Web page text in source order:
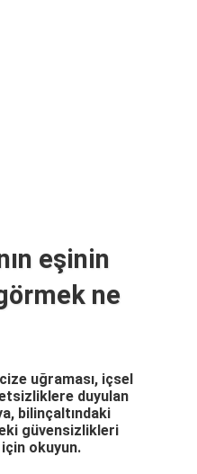
eşinin
ne
uğraması, içsel
duyulan
bilinçaltındaki
güvensizlikleri
okuyun.